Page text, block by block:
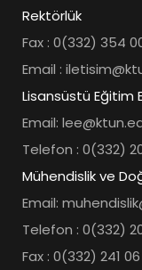
Rektörlük
Fax : 0(332) 354
Email :
Lisansüstü Eğitim
Email:
Telefon : 0(332)
Mühendislik ve
Email:
Telefon : 0(332)
Fax : 0(332) 241